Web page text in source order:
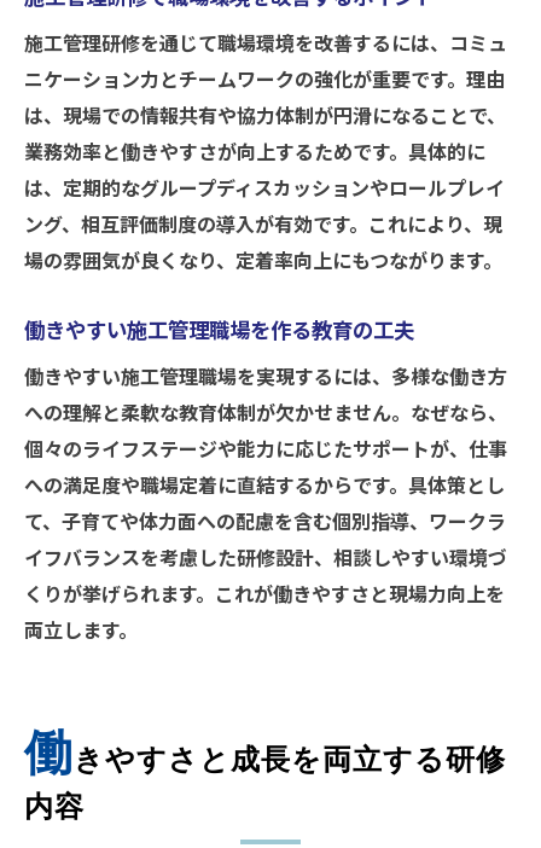
施工管理研修を通じて職場環境を改善するには、コミュ
ニケーション力とチームワークの強化が重要です。理由
は、現場での情報共有や協力体制が円滑になることで、
業務効率と働きやすさが向上するためです。具体的に
は、定期的なグループディスカッションやロールプレイ
ング、相互評価制度の導入が有効です。これにより、現
場の雰囲気が良くなり、定着率向上にもつながります。
働きやすい施工管理職場を作る教育の工夫
働きやすい施工管理職場を実現するには、多様な働き方
への理解と柔軟な教育体制が欠かせません。なぜなら、
個々のライフステージや能力に応じたサポートが、仕事
への満足度や職場定着に直結するからです。具体策とし
て、子育てや体力面への配慮を含む個別指導、ワークラ
イフバランスを考慮した研修設計、相談しやすい環境づ
くりが挙げられます。これが働きやすさと現場力向上を
両立します。
働きやすさと成長を両立する研修
内容